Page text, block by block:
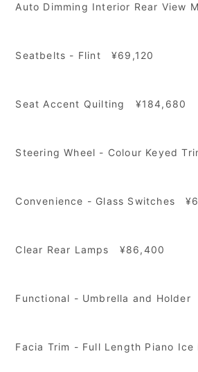
Auto Dimming Interior Rear View
Seatbelts - Flint ¥69,120
Seat Accent Quilting ¥184,680
Steering Wheel - Colour Keyed
Convenience - Glass Switches
Clear Rear Lamps ¥86,400
Functional - Umbrella and Holder
Facia Trim - Full Length Piano